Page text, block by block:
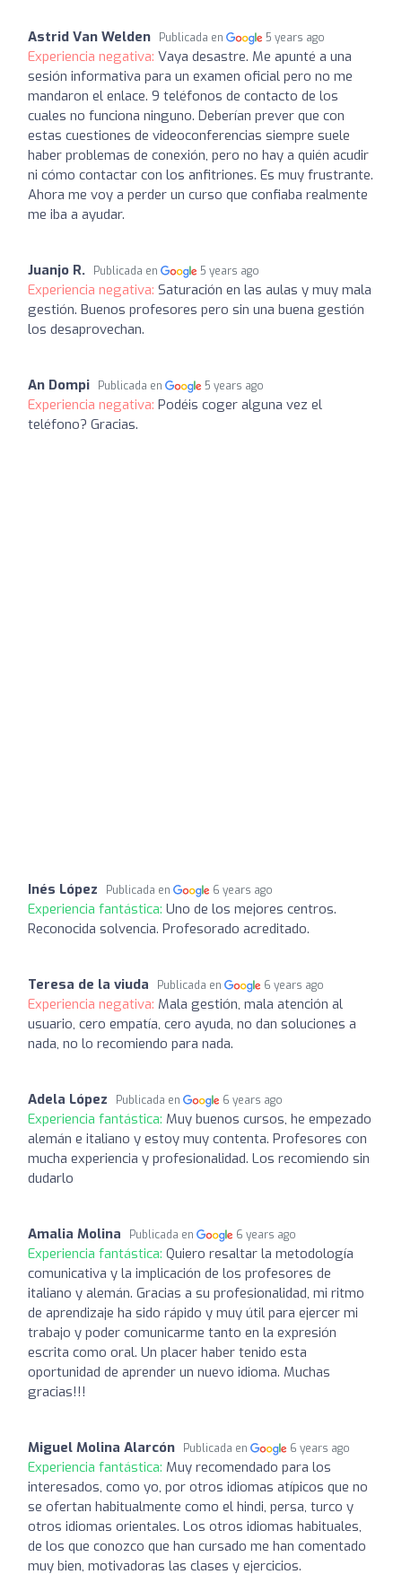
Astrid Van Welden Publicada en 5 years ago
Experiencia negativa: Vaya desastre. Me apunté a una
sesión informativa para un examen oficial pero no me
mandaron el enlace. 9 teléfonos de contacto de los
cuales no funciona ninguno. Deberían prever que con
estas cuestiones de videoconferencias siempre suele
haber problemas de conexión, pero no hay a quién acudir
ni cómo contactar con los anfitriones. Es muy frustrante.
Ahora me voy a perder un curso que confiaba realmente
me iba a ayudar.
Juanjo R. Publicada en 5 years ago
Experiencia negativa: Saturación en las aulas y muy mala
gestión. Buenos profesores pero sin una buena gestión
los desaprovechan.
An Dompi Publicada en 5 years ago
Experiencia negativa: Podéis coger alguna vez el
teléfono? Gracias.
Inés López Publicada en 6 years ago
Experiencia fantástica: Uno de los mejores centros.
Reconocida solvencia. Profesorado acreditado.
Teresa de la viuda Publicada en 6 years ago
Experiencia negativa: Mala gestión, mala atención al
usuario, cero empatía, cero ayuda, no dan soluciones a
nada, no lo recomiendo para nada.
Adela López Publicada en 6 years ago
Experiencia fantástica: Muy buenos cursos, he empezado
alemán e italiano y estoy muy contenta. Profesores con
mucha experiencia y profesionalidad. Los recomiendo sin
dudarlo
Amalia Molina Publicada en 6 years ago
Experiencia fantástica: Quiero resaltar la metodología
comunicativa y la implicación de los profesores de
italiano y alemán. Gracias a su profesionalidad, mi ritmo
de aprendizaje ha sido rápido y muy útil para ejercer mi
trabajo y poder comunicarme tanto en la expresión
escrita como oral. Un placer haber tenido esta
oportunidad de aprender un nuevo idioma. Muchas
gracias!!!
Miguel Molina Alarcón Publicada en 6 years ago
Experiencia fantástica: Muy recomendado para los
interesados, como yo, por otros idiomas atípicos que no
se ofertan habitualmente como el hindi, persa, turco y
otros idiomas orientales. Los otros idiomas habituales,
de los que conozco que han cursado me han comentado
muy bien, motivadoras las clases y ejercicios.